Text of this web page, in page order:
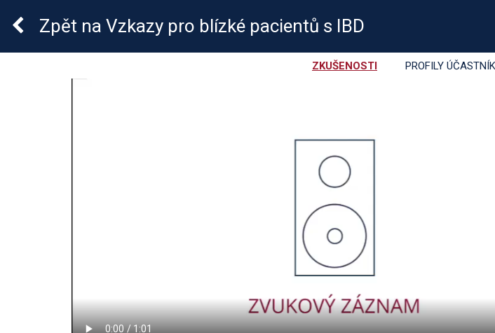
Crohnova nemoc a ulcerózní kolitida – IBD
ZKUŠENOSTI PROFILY
Zpět na Vzkazy pro blízké pacientů s IBD